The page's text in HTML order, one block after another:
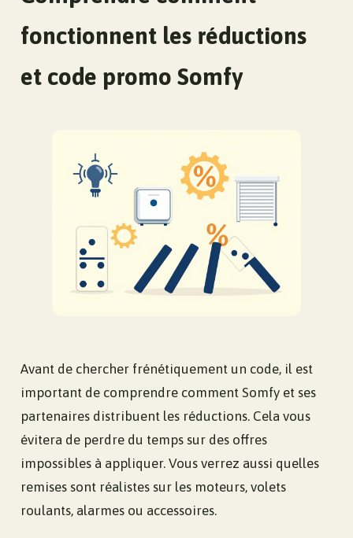
fonctionnent les réductions
et code promo Somfy
Avant de chercher frénétiquement un code, il est
important de comprendre comment Somfy et ses
partenaires distribuent les réductions. Cela vous
évitera de perdre du temps sur des offres
impossibles à appliquer. Vous verrez aussi quelles
remises sont réalistes sur les moteurs, volets
roulants, alarmes ou accessoires.